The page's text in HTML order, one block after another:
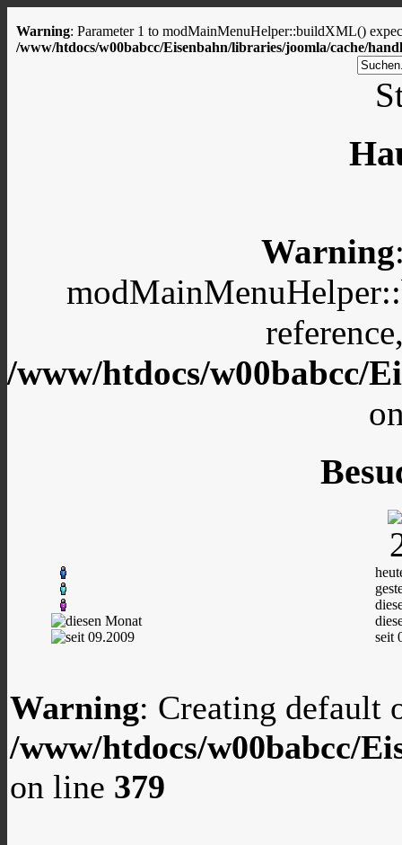
Warning: Parameter 1 to modMainMenuHelper::buildXML()
/www/htdocs/w00babcc/Eisenbahn/libraries/joomla/cache/
Warning
/www/htdocs/w00babcc/
seit
Warning: Creating default
/www/htdocs/w00babcc/
on line 379